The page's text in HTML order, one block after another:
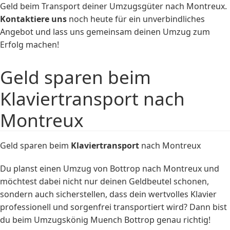
Geld beim Transport deiner Umzugsgüter nach Montreux.
Kontaktiere uns noch heute für ein unverbindliches
Angebot und lass uns gemeinsam deinen Umzug zum
Erfolg machen!
Geld sparen beim
Klaviertransport nach
Montreux
Geld sparen beim Klaviertransport nach Montreux
Du planst einen Umzug von Bottrop nach Montreux und
möchtest dabei nicht nur deinen Geldbeutel schonen,
sondern auch sicherstellen, dass dein wertvolles Klavier
professionell und sorgenfrei transportiert wird? Dann bist
du beim Umzugskönig Muench Bottrop genau richtig!